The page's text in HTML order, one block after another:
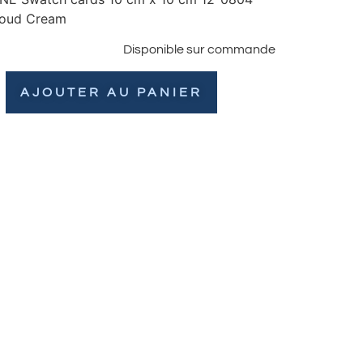
Cream
Disponible sur commande
AJOUTER AU PANIER